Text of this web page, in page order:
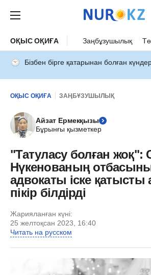
ОҚЫС ОҚИҒА Заңбұзушылық
Бізбен бірге қатарынан болған
ОҚЫС ОҚИҒА ЗАҢБҰЗУШЫЛЫҚ
Айзат Ермекқызы
Бұрынғы қызметкер
"Татуласу болған жоқ":
Нүкенованың
адвокаты іске қатысты
пікір білдірді
Жарияланған күні:
25 желтоқсан 2023, 16:40
Читать на русском